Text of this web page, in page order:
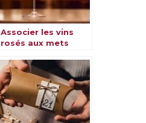
Associer les vins
rosés aux mets